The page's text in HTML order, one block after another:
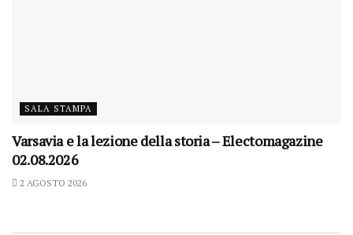
SALA STAMPA
Varsavia e la lezione della storia – Electomagazine
02.08.2026
2 AGOSTO 2026